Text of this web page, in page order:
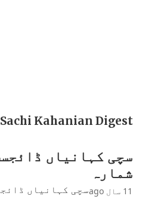
Sachi Kahanian Digest
شمارہ
11 سال ago